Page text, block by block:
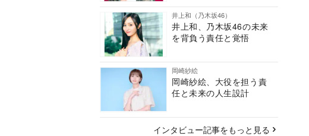
井上和（乃木坂46）
井上和、乃木坂46の未来
を背負う責任と覚悟
岡崎紗絵
岡崎紗絵、大役を担う責
任と未来の人生設計
インタビュー記事をもっと見る